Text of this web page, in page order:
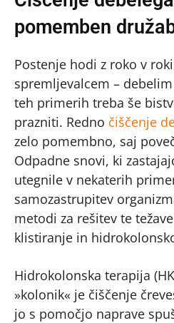
pomemben
Postenje hodi z roko v
spremljevalcem –
teh primerih treba še
prazniti. Redno čiščenje
zelo pomembno, saj
Odpadne snovi, ki
utegnile v nekaterih
samozastrupitev
metodi za rešitev te
klistiranje in
Hidrokolonska terapija
»kolonik« je čiščenje
jo s pomočjo naprave